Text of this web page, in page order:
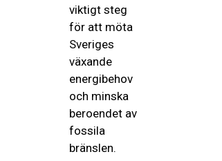
viktigt steg
för att möta
Sveriges
växande
energibehov
och minska
beroendet av
fossila
bränslen.